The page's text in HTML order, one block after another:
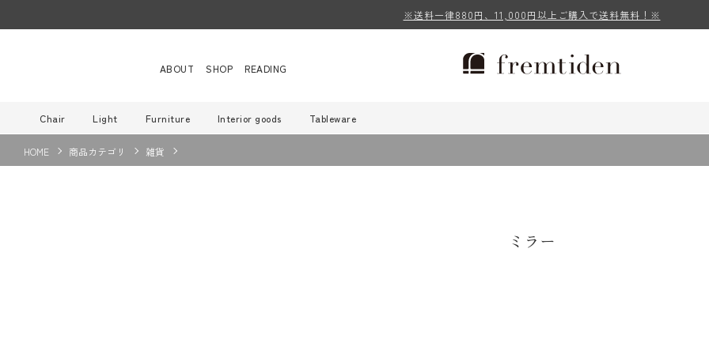
※送料一律880円、11,000円以上ご購入で送料無料！※
ABOUT SHOP READING
Chair Light Furniture Interior goods Tableware
HOME 商品カテゴリ 雑貨
ミラー